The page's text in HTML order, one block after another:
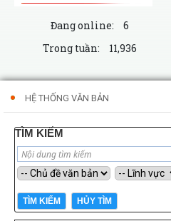
Đang online: 6
Trong tuần:
11,936
HỆ THỐNG VĂN BẢN
TÌM KIẾM